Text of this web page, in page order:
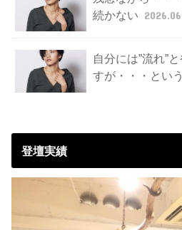
続かない
自分には”流れ”
すが・・・とい
登壇実績